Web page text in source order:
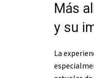
Más
y su
La